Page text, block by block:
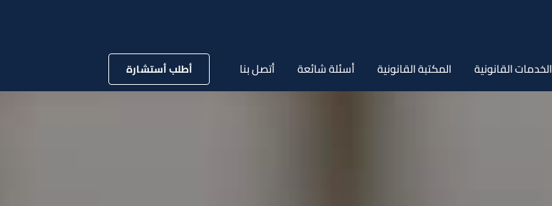
الخدمات القانونية المكتبة القانونية أسئلة شائعة أتصل بنا أطلب أستشارة